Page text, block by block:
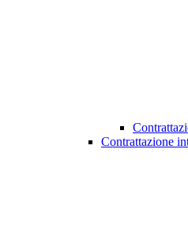
Contrattazione